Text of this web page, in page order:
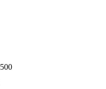
500